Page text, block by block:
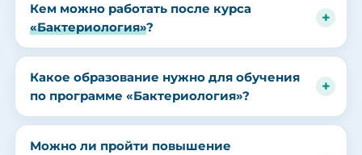
Кем можно работать после курса
«Бактериология»?
Какое образование нужно для обучения
по программе «Бактериология»?
Можно ли пройти повышение